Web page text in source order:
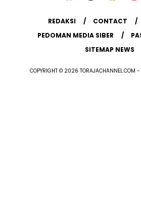
REDAKSI CONTACT
PEDOMAN MEDIA SIBER
SITEMAP NEWS
COPYRIGHT © 2026 TORAJACHANNEL.COM -